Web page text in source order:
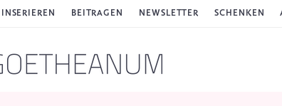
INSERIEREN BEITRAGEN NEWSLETTER SCHENKEN